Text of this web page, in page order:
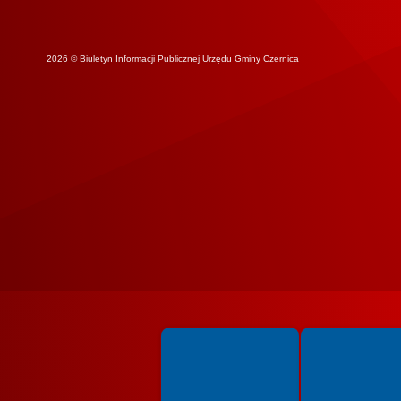
2026 © Biuletyn Informacji Publicznej Urzędu Gminy Czernica
Spełniamy standardy WCAG 2.2 Spełniamy standardy